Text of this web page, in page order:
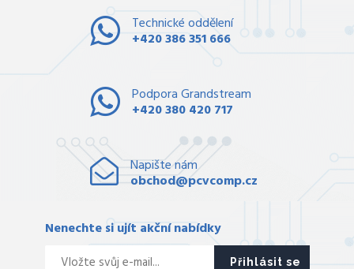
Technické oddělení
+420 386 351 666
Podpora Grandstream
+420 380 420 717
Napište nám
obchod@pcvcomp.cz
Nenechte si ujít akční nabídky
Přihlásit se